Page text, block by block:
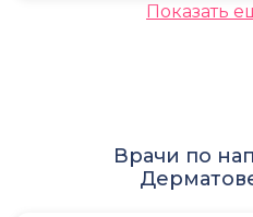
Показать
Врачи по